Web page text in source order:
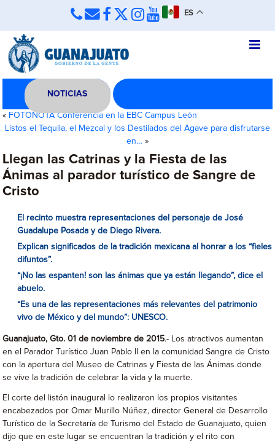
ES
NOTICIAS
« FOTONOTA Conferencia en la EBC Campus León
Listos el Tequila, el Mezcal y los Destilados del Agave para disfrutarse
en… »
Llegan las Catrinas y la Fiesta de las
Ánimas al parador turístico de Sangre de
Cristo
El recinto muestra representaciones del personaje de José
Guadalupe Posada y de Diego Rivera.
Explican significados de la tradición mexicana al honrar a los “fieles
difuntos”.
“¡No las espanten! son las ánimas que ya están llegando”, dice el
abuelo.
“Es una de las representaciones más relevantes del patrimonio
vivo de México y del mundo”: UNESCO.
Guanajuato, Gto. 01 de noviembre de 2015.- Los atractivos aumentan
en el Parador Turístico Juan Pablo II en la comunidad Sangre de Cristo
con la apertura del Museo de Catrinas y Fiesta de las Ánimas donde
se vive la tradición de celebrar la vida y la muerte.
El corte del listón inaugural lo realizaron los propios visitantes
encabezados por Omar Murillo Núñez, director General de Desarrollo
Turístico de la Secretaría de Turismo del Estado de Guanajuato, quien
dijo que en este lugar se encuentran la tradición y el rito con